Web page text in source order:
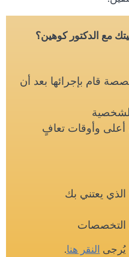
مع الدكتور كوهين؟
مُتخصصة قام بإجرائها بعد أن
وأوقات تعافٍ
الذي يعتني بك
التخصصات
يُرجى النقر هنا.